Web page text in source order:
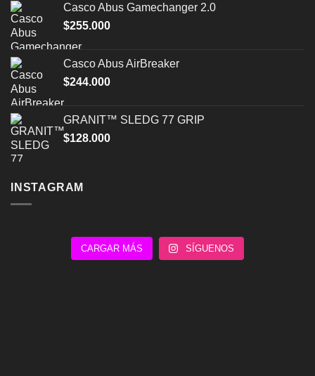
era:
es:
Casco Abus Gamechanger 2.0
$255.000
Casco Abus AirBreaker
$244.000
GRANIT™ SLEDG 77 GRIP
$128.000
INSTAGRAM
CARGAR MÁS SÍGUENOS